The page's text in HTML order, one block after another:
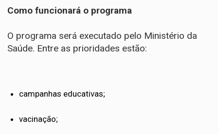
Como funcionará o programa
O programa será executado pelo Ministério da
Saúde. Entre as prioridades estão:
campanhas educativas;
vacinação;